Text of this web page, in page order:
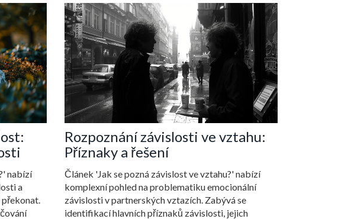
nabízí
a
Rozpoznání závislosti ve vztahu:
Příznaky a řešení
Článek 'Jak se pozná závislost ve vztahu?' nabízí
komplexní pohled na problematiku emocionální
závislosti v partnerských vztazích. Zabývá se
identifikací hlavních příznaků závislosti, jejich